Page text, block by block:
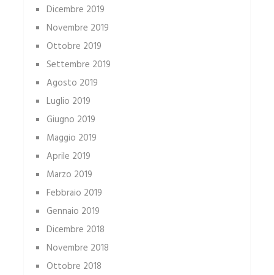
Dicembre 2019
Novembre 2019
Ottobre 2019
Settembre 2019
Agosto 2019
Luglio 2019
Giugno 2019
Maggio 2019
Aprile 2019
Marzo 2019
Febbraio 2019
Gennaio 2019
Dicembre 2018
Novembre 2018
Ottobre 2018